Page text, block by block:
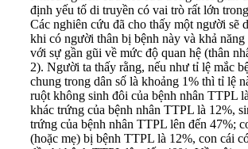
định yếu tố di truyền có vai trò rất lớn
Các nghiên cứu đã cho thấy một người sẽ
khi có người thân bị bệnh này và khả năng
với sự gần gũi về mức độ quan hệ (thân
2). Người ta thấy rằng, nếu như tỉ lệ mắc
chung trong dân số là khoảng 1% thì tỉ lệ
ruột không sinh đôi của bệnh nhân TTPL
khác trứng của bệnh nhân TTPL là 12%,
trứng của bệnh nhân TTPL lên đến 47%;
(hoặc mẹ) bị bệnh TTPL là 12%, con cái